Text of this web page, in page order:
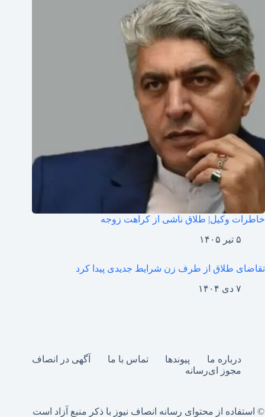
خاطرات وکیل| طلاق ناشی از کراهت زوجه
۵ تیر ۱۴۰۵
تقاضای طلاق از طرف زن شرایط جدیدی پیدا کرد
۷ دی ۱۴۰۴
درباره ما پیوندها تماس با ما
آگهی در انصاف
مجوز ای‌رسانه
© استفاده از محتوای رسانه انصاف نیوز با ذکر منبع آزاد است